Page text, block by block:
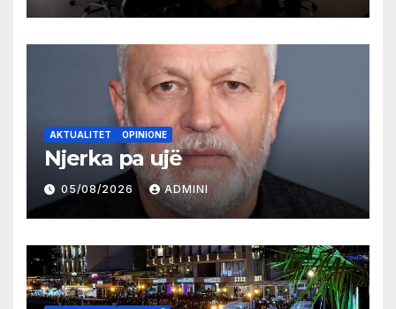
AKTUALITET OPINIONE
Njerka pa ujë
05/08/2026 ADMINI